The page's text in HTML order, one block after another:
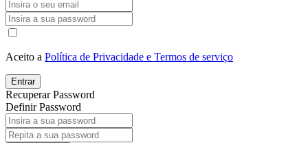
Aceito a Política de Privacidade e Termos de serviço
Entrar
Recuperar Password
Definir Password